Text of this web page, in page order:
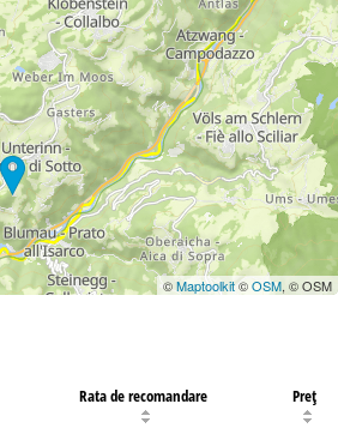
©Maptoolkit©OSM, © OSM
Rata de recomandare Preţ